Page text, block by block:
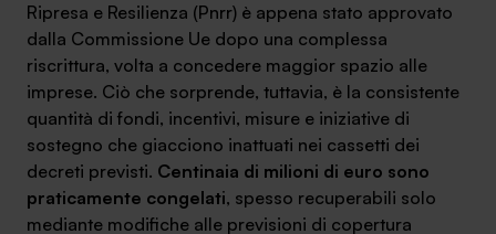
Lavora con noi
Ripresa e Resilienza (Pnrr) è appena stato approvato
dalla Commissione Ue dopo una complessa
riscrittura, volta a concedere maggior spazio alle
imprese. Ciò che sorprende, tuttavia, è la consistente
quantità di fondi, incentivi, misure e iniziative di
sostegno che giacciono inattuati nei cassetti dei
decreti previsti. Centinaia di milioni di euro sono
praticamente congelati, spesso recuperabili solo
mediante modifiche alle previsioni di copertura